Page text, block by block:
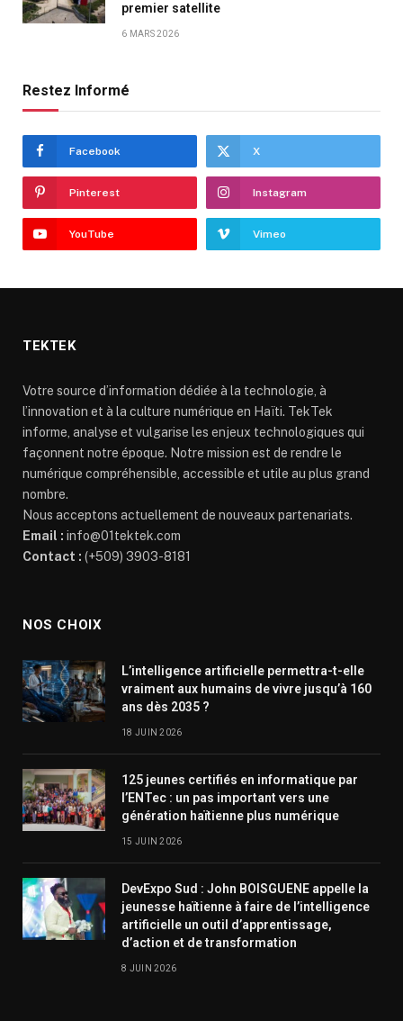
premier satellite
6 MARS 2026
Restez Informé
Facebook X
Pinterest Instagram
YouTube Vimeo
TEKTEK
Votre source d’information dédiée à la technologie, à
l’innovation et à la culture numérique en Haïti. TekTek
informe, analyse et vulgarise les enjeux technologiques qui
façonnent notre époque. Notre mission est de rendre le
numérique compréhensible, accessible et utile au plus grand
nombre.
Nous acceptons actuellement de nouveaux partenariats.
Email : info@01tektek.com
Contact : (+509) 3903-8181
NOS CHOIX
L’intelligence artificielle permettra-t-elle
vraiment aux humains de vivre jusqu’à 160
ans dès 2035 ?
18 JUIN 2026
125 jeunes certifiés en informatique par
l’ENTec : un pas important vers une
génération haïtienne plus numérique
15 JUIN 2026
DevExpo Sud : John BOISGUENE appelle la
jeunesse haïtienne à faire de l’intelligence
artificielle un outil d’apprentissage,
d’action et de transformation
8 JUIN 2026